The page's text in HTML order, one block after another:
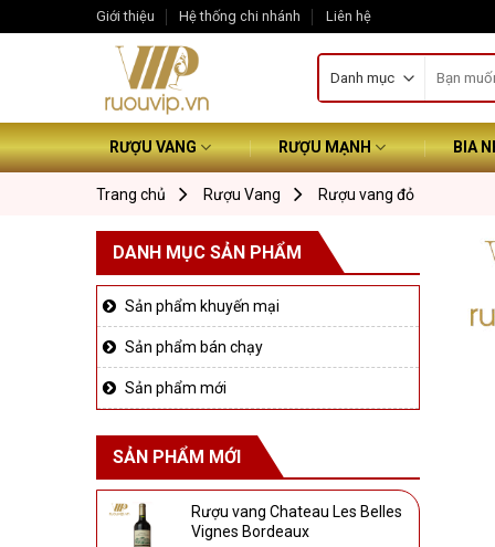
to
Giới thiệu Hệ thống chi nhánh Liên hệ
kiếm:
RƯỢU VANG RƯỢU MẠNH BIA
Trang chủ Rượu Vang Rượu vang đỏ
DANH MỤC SẢN PHẨM
Sản phẩm khuyến mại
Sản phẩm bán chạy
Sản phẩm mới
SẢN PHẨM MỚI
Rượu vang Chateau Les Belles
Vignes Bordeaux